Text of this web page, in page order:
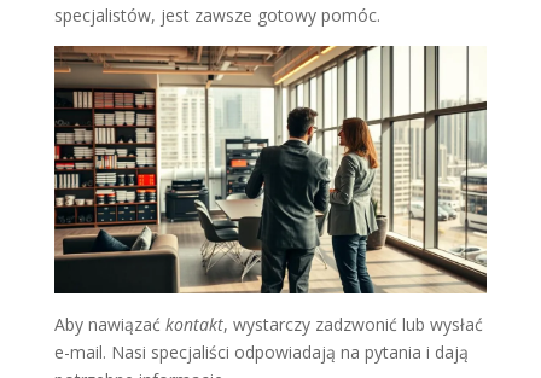
specjalistów, jest zawsze gotowy pomóc.
Aby nawiązać kontakt, wystarczy zadzwonić lub wysłać
e-mail. Nasi specjaliści odpowiadają na pytania i dają